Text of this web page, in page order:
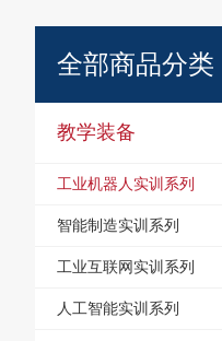
全部商品分类
教学装备
工业机器人实训系列
智能制造实训系列
工业互联网实训系列
人工智能实训系列